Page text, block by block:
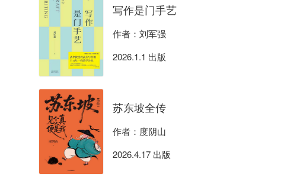
写作是门手艺
作者：刘军强
2026.1.1 出版
苏东坡全传
作者：度阴山
2026.4.17 出版